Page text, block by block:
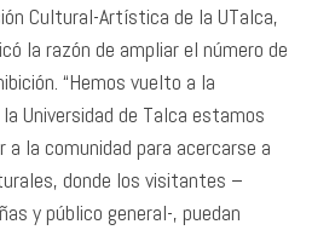
Cultural-Artística de la UTalca,
la razón de ampliar el número de
“Hemos vuelto a la
Universidad de Talca estamos
a la comunidad para acercarse a
donde los visitantes –
y público general-, puedan